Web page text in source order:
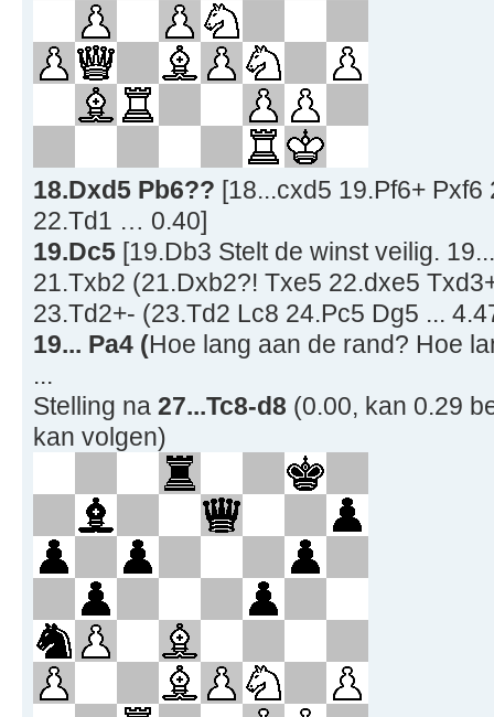
18.Dxd5 Pb6?? [18...cxd5 19.Pf6+
22.Td1 … 0.40]
19.Dc5 [19.Db3 Stelt de winst veilig.
21.Txb2 (21.Dxb2?! Txe5 22.dxe5
23.Td2+- (23.Td2 Lc8 24.Pc5 Dg5 ...
19... Pa4 (Hoe lang aan de rand? Hoe
...
Stelling na 27...Tc8-d8 (0.00, kan 0.29
kan volgen)